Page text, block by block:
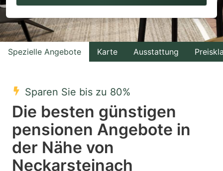
to
interact
with
the
select
a
date.
Press
the
to
interact
with
the
a
date.
Spezielle Angebote Karte Ausstattung
Sparen Sie bis zu 80%
Die besten günstigen
pensionen Angebote in
der Nähe von
Neckarsteinach